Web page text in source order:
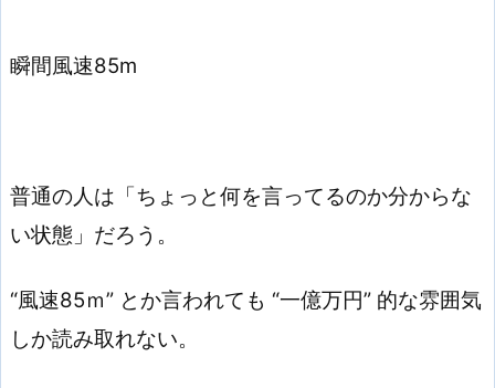
瞬間風速85m
普通の人は「ちょっと何を言ってるのか分からな
い状態」だろう。
“風速85ｍ” とか言われても “一億万円” 的な雰囲気
しか読み取れない。